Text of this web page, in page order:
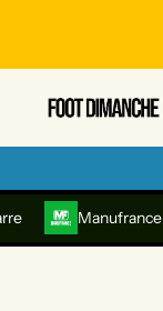
Manufrance